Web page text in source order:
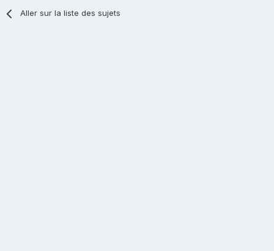
Aller sur la liste des sujets